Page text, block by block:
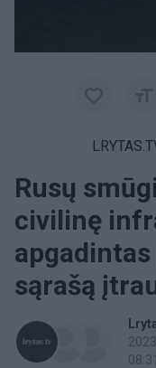
Rusų
civilinę
apgadintas
sąrašą
08:31